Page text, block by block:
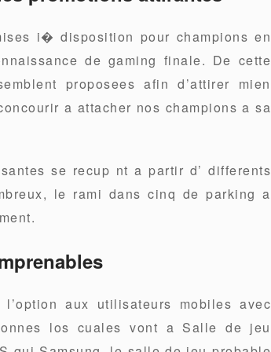
i� disposition pour champions en
de gaming finale. De cette
proposees afin d’attirer mien
a attacher nos champions a sa
se recup nt a partir d’ differents
le rami dans cinq de parking a
aux utilisateurs mobiles avec
los cuales vont a Salle de jeu